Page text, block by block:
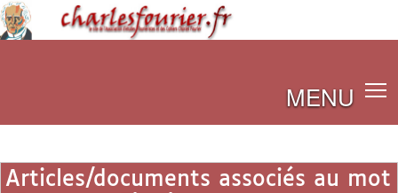
MENU
Articles/documents associés au mot